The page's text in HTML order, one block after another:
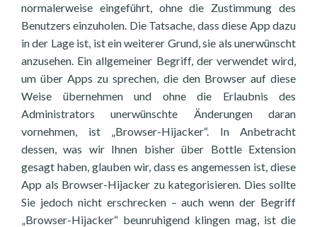
normalerweise eingeführt, ohne die Zustimmung des
Benutzers einzuholen. Die Tatsache, dass diese App dazu
in der Lage ist, ist ein weiterer Grund, sie als unerwünscht
anzusehen. Ein allgemeiner Begriff, der verwendet wird,
um über Apps zu sprechen, die den Browser auf diese
Weise übernehmen und ohne die Erlaubnis des
Administrators unerwünschte Änderungen daran
vornehmen, ist „Browser-Hijacker“. In Anbetracht
dessen, was wir Ihnen bisher über Bottle Extension
gesagt haben, glauben wir, dass es angemessen ist, diese
App als Browser-Hijacker zu kategorisieren. Dies sollte
Sie jedoch nicht erschrecken – auch wenn der Begriff
„Browser-Hijacker“ beunruhigend klingen mag, ist die